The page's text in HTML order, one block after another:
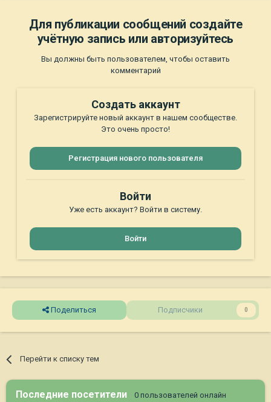
Для публикации сообщений создайте
учётную запись или авторизуйтесь
Вы должны быть пользователем, чтобы оставить
комментарий
Создать аккаунт
Зарегистрируйте новый аккаунт в нашем сообществе.
Это очень просто!
Регистрация нового пользователя
Войти
Уже есть аккаунт? Войти в систему.
Войти
Поделиться Подписчики 0
Перейти к списку тем
Последние посетители 0 пользователей онлайн